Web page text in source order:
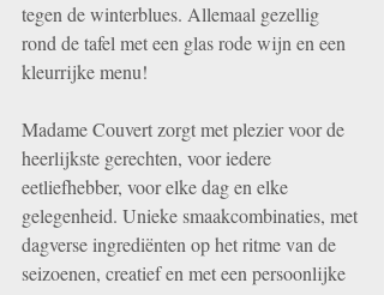
tegen de winterblues. Allemaal gezellig
rond de tafel met een glas rode wijn en een
kleurrijke menu!
Madame Couvert zorgt met plezier voor de
heerlijkste gerechten, voor iedere
eetliefhebber, voor elke dag en elke
gelegenheid. Unieke smaakcombinaties, met
dagverse ingrediënten op het ritme van de
seizoenen, creatief en met een persoonlijke